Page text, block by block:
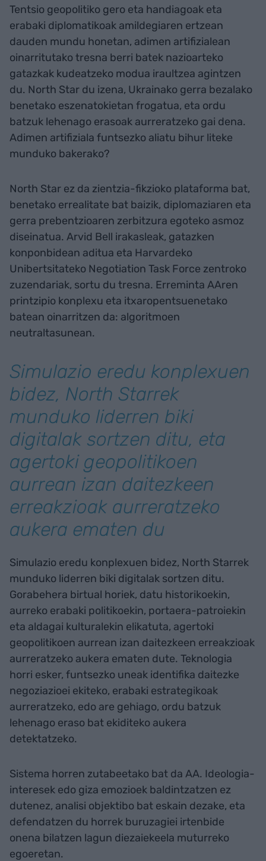
Tentsio geopolitiko gero eta handiagoak eta
erabaki diplomatikoak amildegiaren ertzean
dauden mundu honetan, adimen artifizialean
oinarritutako tresna berri batek nazioarteko
gatazkak kudeatzeko modua iraultzea agintzen
du. North Star du izena, Ukrainako gerra bezalako
benetako eszenatokietan frogatua, eta ordu
batzuk lehenago erasoak aurreratzeko gai dena.
Adimen artifiziala funtsezko aliatu bihur liteke
munduko bakerako?
North Star ez da zientzia-fikzioko plataforma bat,
benetako errealitate bat baizik, diplomaziaren eta
gerra prebentzioaren zerbitzura egoteko asmoz
diseinatua. Arvid Bell irakasleak, gatazken
konponbidean aditua eta Harvardeko
Unibertsitateko Negotiation Task Force zentroko
zuzendariak, sortu du tresna. Erreminta AAren
printzipio konplexu eta itxaropentsuenetako
batean oinarritzen da: algoritmoen
neutraltasunean.
Simulazio eredu konplexuen
bidez, North Starrek
munduko liderren biki
digitalak sortzen ditu, eta
agertoki geopolitikoen
aurrean izan daitezkeen
erreakzioak aurreratzeko
aukera ematen du
Simulazio eredu konplexuen bidez, North Starrek
munduko liderren biki digitalak sortzen ditu.
Gorabehera birtual horiek, datu historikoekin,
aurreko erabaki politikoekin, portaera-patroiekin
eta aldagai kulturalekin elikatuta, agertoki
geopolitikoen aurrean izan daitezkeen erreakzioak
aurreratzeko aukera ematen dute. Teknologia
horri esker, funtsezko uneak identifika daitezke
negoziazioei ekiteko, erabaki estrategikoak
aurreratzeko, edo are gehiago, ordu batzuk
lehenago eraso bat ekiditeko aukera
detektatzeko.
Sistema horren zutabeetako bat da AA. Ideologia-
interesek edo giza emozioek baldintzatzen ez
dutenez, analisi objektibo bat eskain dezake, eta
defendatzen du horrek buruzagiei irtenbide
onena bilatzen lagun diezaiekeela muturreko
egoeretan.